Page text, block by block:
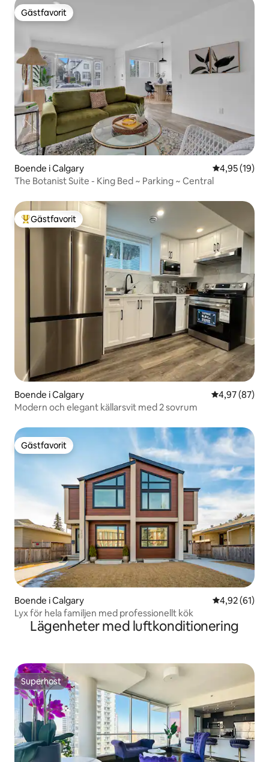
Gästfavorit
Gästfavorit
Boende i Calgary 4,95 av 5 i
4,95 (19)
The Botanist Suite - King Bed ~ Parking ~ Central
Populär gästfavorit
Gästfavorit
Boende i Calgary 4,97 av 5 i
4,97 (87)
Modern och elegant källarsvit med 2 sovrum
Gästfavorit
Gästfavorit
Boende i Calgary 4,92 av 5 i
4,92 (61)
Lyx för hela familjen med professionellt kök
Lägenheter med luftkonditionering
Superhost
Superhost